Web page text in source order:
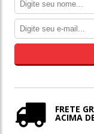
FRETE
ACIMA